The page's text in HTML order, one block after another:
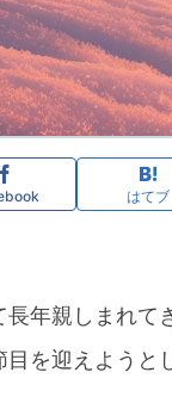
はてブ
年親しまれて
を迎えようと